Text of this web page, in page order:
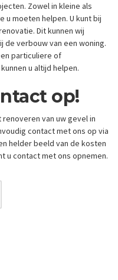
Zowel in kleine als
moeten helpen. U kunt bij
Dit kunnen wij
de verbouw van een woning.
particuliere of
u altijd helpen.
op!
van uw gevel in
contact met ons op via
helder beeld van de kosten
u contact met ons opnemen.